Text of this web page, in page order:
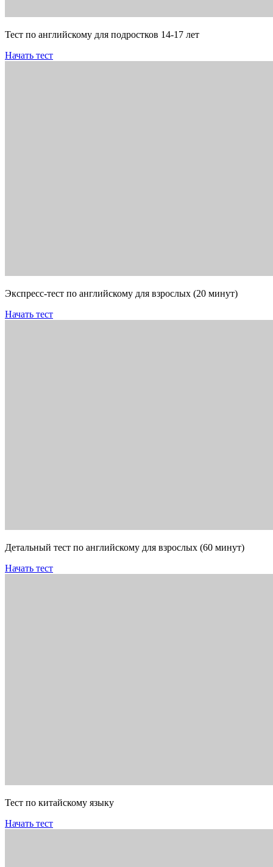
Тест по английскому для подростков 14-17 лет
Начать тест
Экспресс-тест по английскому для взрослых (20 минут)
Начать тест
Детальный тест по английскому для взрослых (60 минут)
Начать тест
Тест по китайскому языку
Начать тест